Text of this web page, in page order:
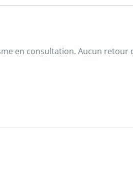
en consultation. Aucun